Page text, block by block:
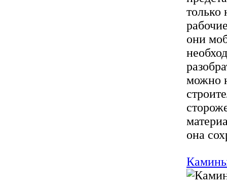
только
они
можно
она